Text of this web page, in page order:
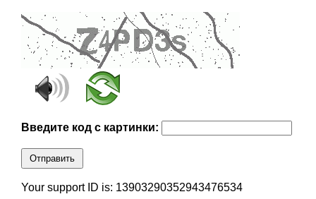
Введите код с картинки:
Отправить
Your support ID is: 13903290352943476534